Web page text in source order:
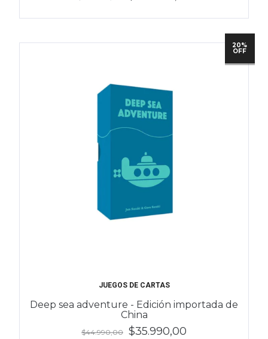
20%
OFF
JUEGOS DE CARTAS
Deep sea adventure - Edición importada de
China
$44.990,00 $35.990,00